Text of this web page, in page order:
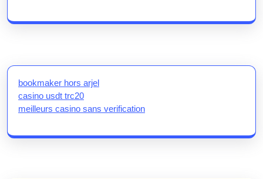
bookmaker hors arjel
casino usdt trc20
meilleurs casino sans verification